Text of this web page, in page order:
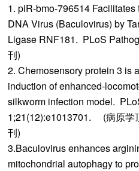
1. piR-bmo-796514
DNA Virus (Baculovirus) by
Ligase RNF181. PLoS
2. Chemosensory protein 3 is
induction of enhanced-
silkworm infection model.
1;21(12):e1013701. (病原学
3.Baculovirus enhances
mitochondrial autophagy to